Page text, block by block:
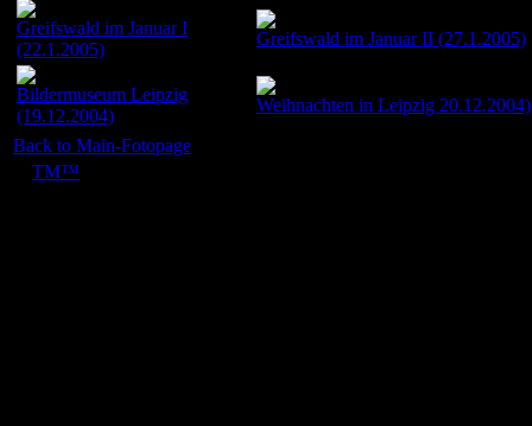
Greifswald im Januar I
(22.1.2005)
Greifswald im Januar II (27.1.2005)
Bildermuseum Leipzig
(19.12.2004)
Weihnachten in Leipzig 20.12.2004)
Back to Main-Fotopage
TM™